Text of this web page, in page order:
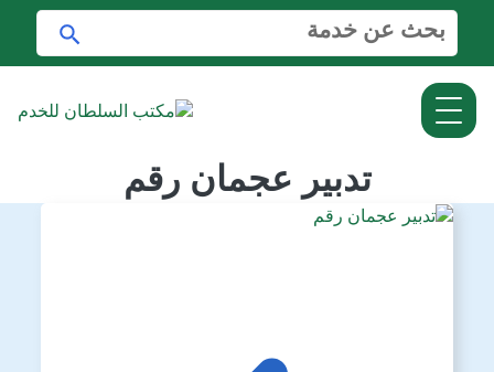
ب
ح
ث
ع
ب
ح
تدبير عجمان رقم